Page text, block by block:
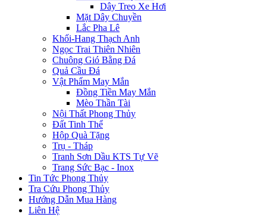
Dây Treo Xe Hơi
Mặt Dây Chuyền
Lắc Pha Lê
Khối-Hang Thạch Anh
Ngọc Trai Thiên Nhiên
Chuông Gió Bằng Đá
Quả Cầu Đá
Vật Phẩm May Mắn
Đồng Tiền May Mắn
Mèo Thần Tài
Nội Thất Phong Thủy
Đất Tinh Thể
Hộp Quà Tặng
Trụ - Tháp
Tranh Sơn Dầu KTS Tự Vẽ
Trang Sức Bạc - Inox
Tin Tức Phong Thủy
Tra Cứu Phong Thủy
Hướng Dẫn Mua Hàng
Liên Hệ